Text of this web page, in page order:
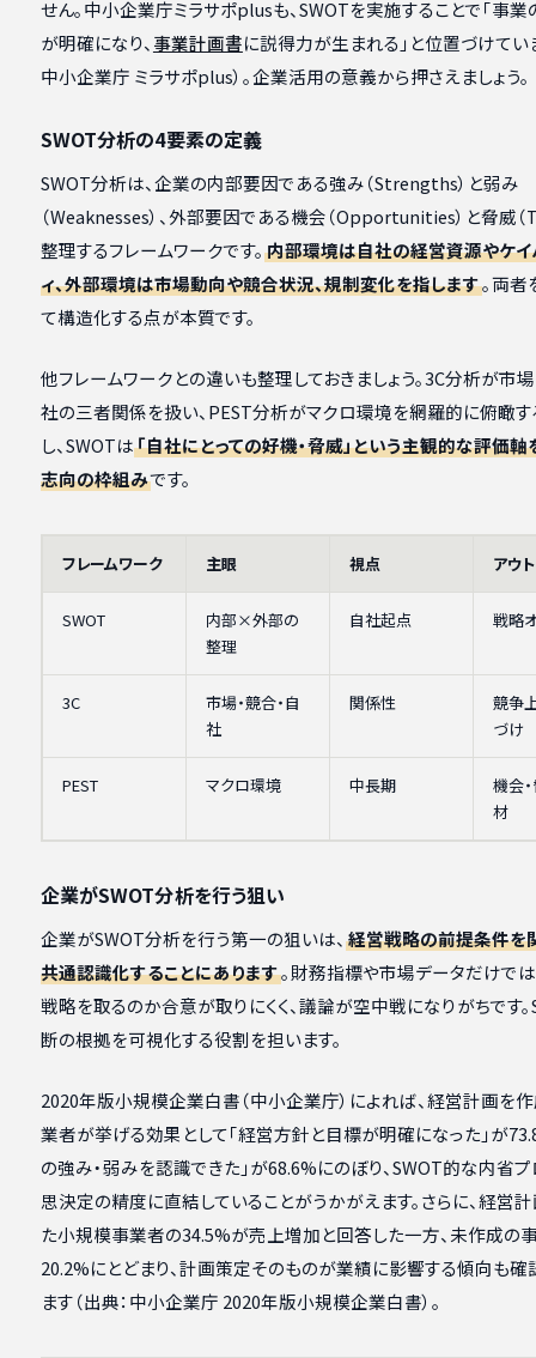
せん。中小企業庁ミラサポplusも、SWOTを実施することで「事
が明確になり、 事業計画書に説得力が生まれる」と位置づけてい
中小企業庁 ミラサポplus）。企業活用の意義から押さえましょう。
SWOT分析の4要素の定義
SWOT分析は、企業の内部要因である強み（Strengths）と弱み
（Weaknesses）、外部要因である機会（Opportunities）と脅威
整理するフレームワークです。 内部環境は自社の経営資源やケイ
ィ、外部環境は市場動向や競合状況、規制変化を指します。両
て構造化する点が本質です。
他フレームワークとの違いも整理しておきましょう。3C分析が市場
社の三者関係を扱い、PEST分析がマクロ環境を網羅的に俯瞰
し、SWOTは「自社にとっての好機・脅威」という主観的な評価
志向の枠組みです。
フレームワーク 主眼 視点 アウ
SWOT
内部×外部の
整理
自社起点 戦略
3C
市場・競合・自
社
関係性
競争
づけ
PEST マクロ環境 中長期
機会
材
企業がSWOT分析を行う狙い
企業がSWOT分析を行う第一の狙いは、 経営戦略の前提条件を
共通認識化することにあります。財務指標や市場データだけで
戦略を取るのか合意が取りにくく、議論が空中戦になりがちです
断の根拠を可視化する役割を担います。
2020年版小規模企業白書（中小企業庁）によれば、経営計画を
業者が挙げる効果として「経営方針と目標が明確になった」が
の強み・弱みを認識できた」が68.6%にのぼり、SWOT的な内省
思決定の精度に直結していることがうかがえます。さらに、経営
た小規模事業者の34.5%が売上増加と回答した一方、未作成の
20.2%にとどまり、計画策定そのものが業績に影響する傾向も確
ます（出典：中小企業庁 2020年版小規模企業白書）。